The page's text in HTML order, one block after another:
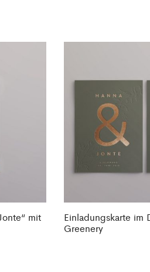
mit
Einladungskarte im
Greenery